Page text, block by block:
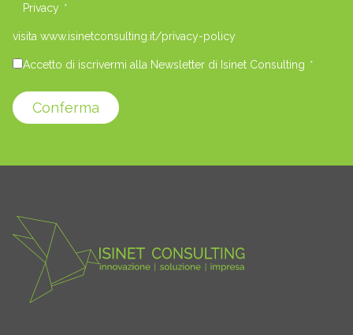
Privacy *
visita www.isinetconsulting.it/privacy-policy
Accetto di iscrivermi alla Newsletter di Isinet Consulting *
Conferma